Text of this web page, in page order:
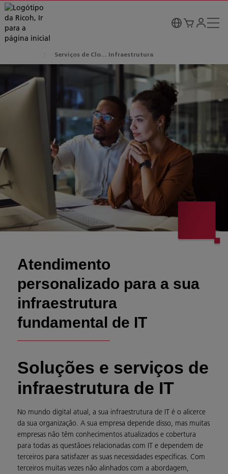
Serviços de Clo... Infraestrutura
Atendimento
personalizado para a sua
infraestrutura
fundamental de IT
Soluções e serviços de
infraestrutura de IT
No mundo digital atual, a sua infraestrutura de IT é o alicerce
da sua organização. A sua empresa depende disso, mas muitas
empresas não têm conhecimentos atualizados e cobertura
para todas as questãoes relacionadas com IT e dependem de
terceiros para satisfazer as suas necessidades específicas. Com
terceiros muitas vezes não alinhados com a abordagem,